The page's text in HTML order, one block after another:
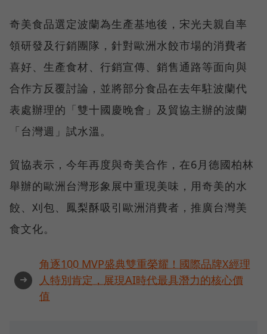
奇美食品選定波蘭為生產基地後，宋光夫親自率
領研發及行銷團隊，針對歐洲水餃市場的消費者
喜好、生產食材、行銷宣傳、銷售通路等面向與
合作方反覆討論，並將部分食品在去年駐波蘭代
表處辦理的「雙十國慶晚會」及貿協主辦的波蘭
「台灣週」試水溫。
貿協表示，今年再度與奇美合作，在6月德國柏林
舉辦的歐洲台灣形象展中重現美味，用奇美的水
餃、刈包、鳳梨酥吸引歐洲消費者，推廣台灣美
食文化。
➜
角逐100 MVP盛典雙重榮耀！國際品牌X經理
人特別肯定，展現AI時代最具潛力的核心價
值